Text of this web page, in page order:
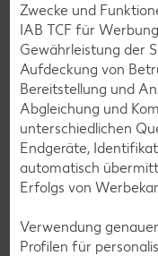
Smoothie-Rezepte
Bowle-Rezepte
Cocktail-Rezepte
Avocado-Rezepte
Erdbeer-Rezepte
Blaubeer-Rezepte
Bananen-Rezepte
Zwecke und
IAB TCF für
Gewährleistung der
Aufdeckung von
Bereitstellung und
Abgleichung und
unterschiedlichen
Endgeräte,
automatisch
Erfolgs von
Verwendung
Profilen für